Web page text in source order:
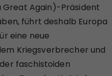
Great Again)-Präsident
führt deshalb Europa
eine neue
Kriegsverbrecher und
faschistoiden